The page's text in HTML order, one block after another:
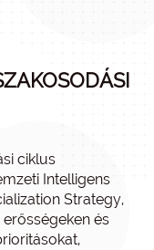
ciklus
Intelligens
Strategy,
és